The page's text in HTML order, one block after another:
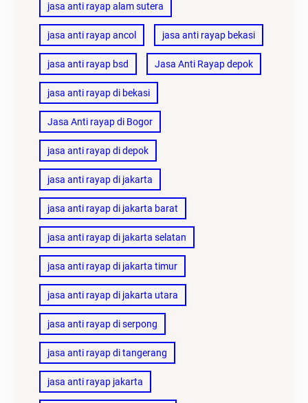
jasa anti rayap alam sutera
jasa anti rayap ancol jasa anti rayap bekasi
jasa anti rayap bsd Jasa Anti Rayap depok
jasa anti rayap di bekasi
Jasa Anti rayap di Bogor
jasa anti rayap di depok
jasa anti rayap di jakarta
jasa anti rayap di jakarta barat
jasa anti rayap di jakarta selatan
jasa anti rayap di jakarta timur
jasa anti rayap di jakarta utara
jasa anti rayap di serpong
jasa anti rayap di tangerang
jasa anti rayap jakarta